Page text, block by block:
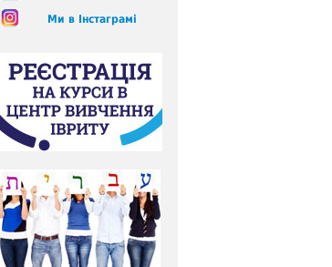
Ми в Інстаграмі